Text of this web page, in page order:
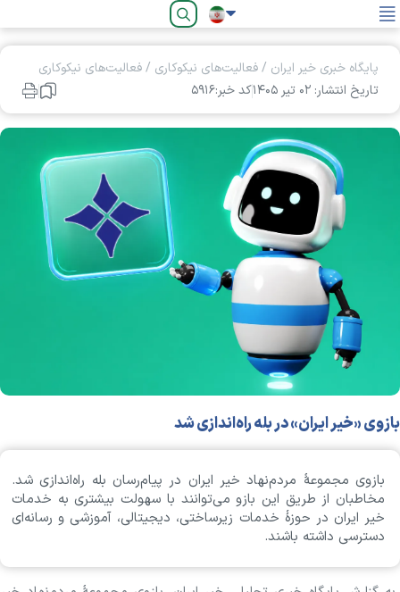
فارسی
پایگاه خبری خیر ایران /فعالیت‌های نیکوکاری /فعالیت‌های نیکوکاری
تاریخ انتشار: ۰۲ تير ۱۴۰۵
کد خبر:۵۹۱۶
بازوی «خیر ایران» در بله راه‌اندازی شد
بازوی مجموعۀ مردم‌نهاد خیر ایران در پیام‌رسان بله راه‌اندازی شد.
مخاطبان از طریق این بازو می‌توانند با سهولت بیشتری به خدمات
خیر ایران در حوزۀ خدمات زیرساختی، دیجیتالی، آموزشی و رسانه‌ای
دسترسی داشته باشند.